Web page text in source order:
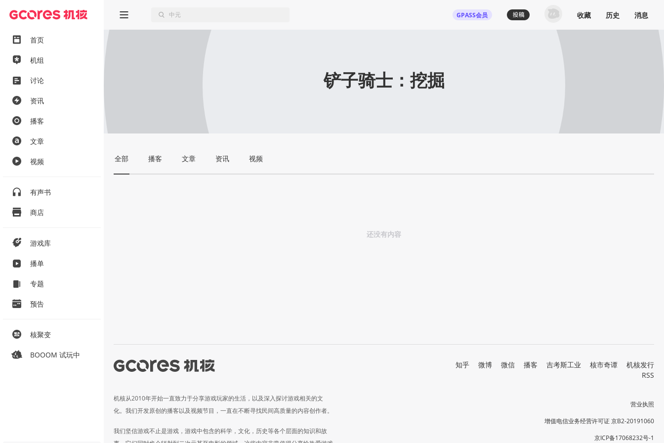
首页
机组
讨论
资讯
播客
文章
视频
有声书
商店
游戏库
播单
专题
预告
核聚变
BOOOM 试玩中
GPASS会员 收藏 历史 消息
铲子骑士：挖掘
全部 播客 文章 资讯 视频
还没有内容
机核从2010年开始一直致力于分享游戏玩家的生活，以及深入探讨游戏相关的文
化。我们开发原创的播客以及视频节目，一直在不断寻找民间高质量的内容创作者。
我们坚信游戏不止是游戏，游戏中包含的科学，文化，历史等各个层面的知识和故
知乎 微博 微信 播客 吉考斯工业 核市奇谭
机核发行
RSS
营业执照
增值电信业务经营许可证 京B2-20191060
京ICP备17068232号-1